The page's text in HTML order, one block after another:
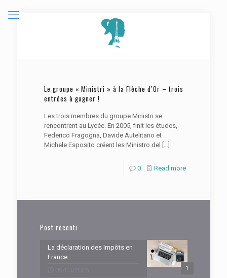
Le groupe « Ministri » à la Flèche d’Or – trois
entrées à gagner !
Les trois membres du groupe Ministri se
rencontrent au Lycée. En 2005, finit les études,
Federico Fragogna, Davide Autelitano et
Michele Esposito créent les Ministro del
[…]
0 Read more
Post recenti
1
La déclaration des Impôts en
France